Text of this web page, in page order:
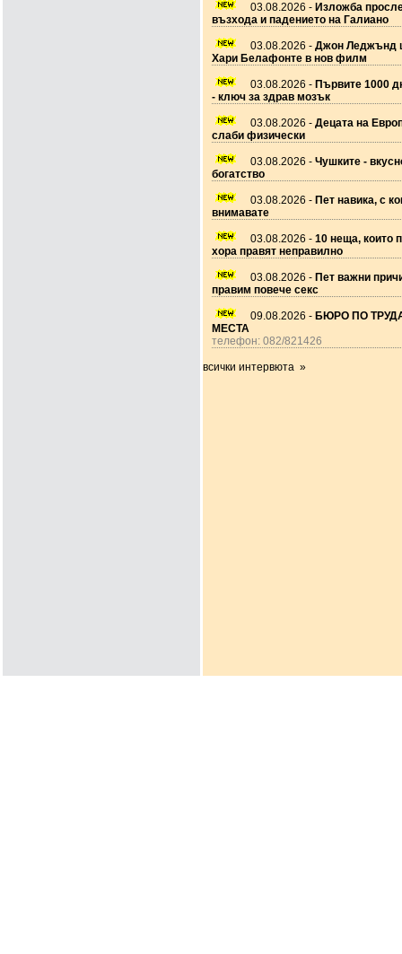
03.08.2026 - Изложба
възхода и падението на Галиано
03.08.2026 - Джон Леджънд
Хари Белафонте в нов филм
03.08.2026 - Първите 1000
- ключ за здрав мозък
03.08.2026 - Децата на
слаби физически
03.08.2026 - Чушките -
богатство
03.08.2026 - Пет навика, с
внимавате
03.08.2026 - 10 неща, които
хора правят неправилно
03.08.2026 - Пет важни
правим повече секс
09.08.2026 - БЮРО ПО
МЕСТА
телефон: 082/821426
всички интервюта »